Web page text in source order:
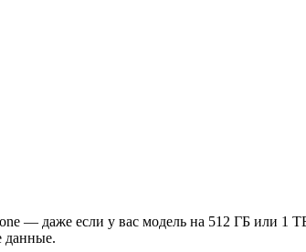
— даже если у вас модель на 512 ГБ или
данные.